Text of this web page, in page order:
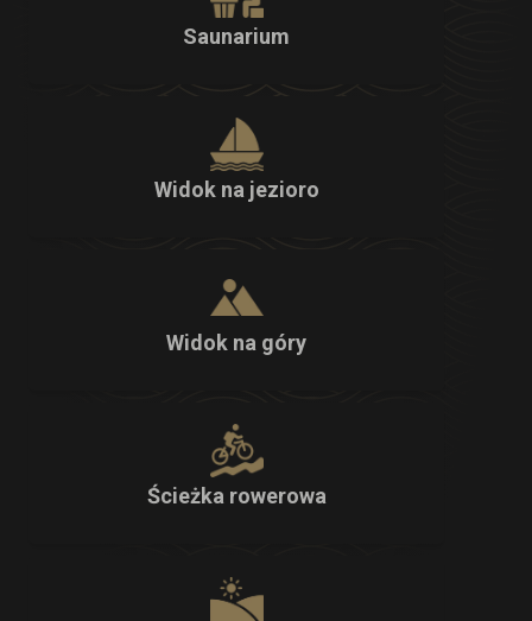
Saunarium
Widok na jezioro
Widok na góry
Ścieżka rowerowa